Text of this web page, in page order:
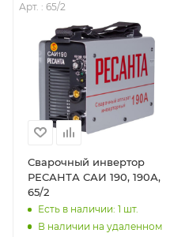
Арт. : 65/2
Сварочный инвертор
РЕСАНТА САИ 190, 190А,
65/2
Есть в наличии: 1 шт.
В наличии на удаленном